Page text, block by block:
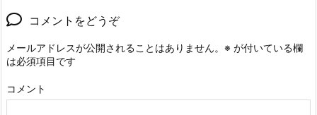
コメントをどうぞ
メールアドレスが公開されることはありません。 ※ が付いている欄
は必須項目です
コメント